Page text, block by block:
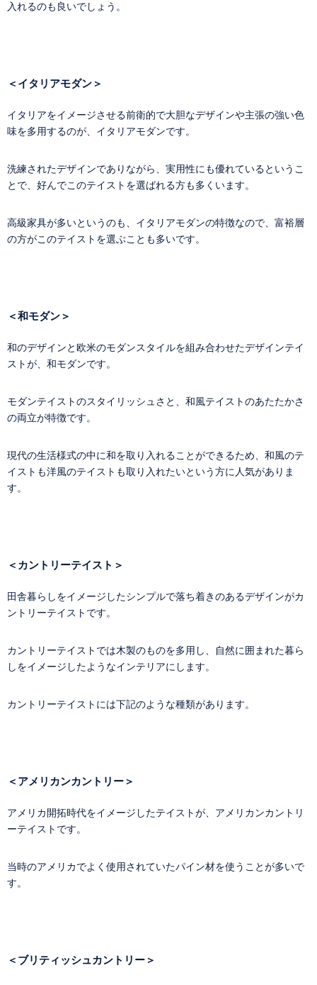
入れるのも良いでしょう。
＜イタリアモダン＞
イタリアをイメージさせる前衛的で大胆なデザインや主張の強い色
味を多用するのが、イタリアモダンです。
洗練されたデザインでありながら、実用性にも優れているというこ
とで、好んでこのテイストを選ばれる方も多くいます。
高級家具が多いというのも、イタリアモダンの特徴なので、富裕層
の方がこのテイストを選ぶことも多いです。
＜和モダン＞
和のデザインと欧米のモダンスタイルを組み合わせたデザインテイ
ストが、和モダンです。
モダンテイストのスタイリッシュさと、和風テイストのあたたかさ
の両立が特徴です。
現代の生活様式の中に和を取り入れることができるため、和風のテ
イストも洋風のテイストも取り入れたいという方に人気がありま
す。
＜カントリーテイスト＞
田舎暮らしをイメージしたシンプルで落ち着きのあるデザインがカ
ントリーテイストです。
カントリーテイストでは木製のものを多用し、自然に囲まれた暮ら
しをイメージしたようなインテリアにします。
カントリーテイストには下記のような種類があります。
＜アメリカンカントリー＞
アメリカ開拓時代をイメージしたテイストが、アメリカンカントリ
ーテイストです。
当時のアメリカでよく使用されていたパイン材を使うことが多いで
す。
＜ブリティッシュカントリー＞